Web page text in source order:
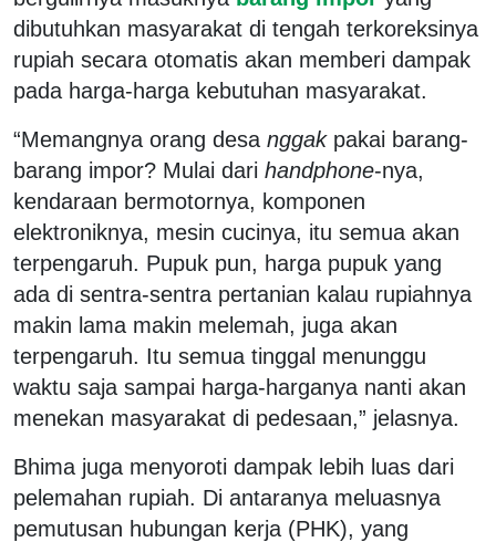
dibutuhkan masyarakat di tengah terkoreksinya
rupiah secara otomatis akan memberi dampak
pada harga-harga kebutuhan masyarakat.
“Memangnya orang desa nggakpakai barang-
barang impor? Mulai dari handphone-nya,
kendaraan bermotornya, komponen
elektroniknya, mesin cucinya, itu semua akan
terpengaruh. Pupuk pun, harga pupuk yang
ada di sentra-sentra pertanian kalau rupiahnya
makin lama makin melemah, juga akan
terpengaruh. Itu semua tinggal menunggu
waktu saja sampai harga-harganya nanti akan
menekan masyarakat di pedesaan,” jelasnya.
Bhima juga menyoroti dampak lebih luas dari
pelemahan rupiah. Di antaranya meluasnya
pemutusan hubungan kerja (PHK), yang